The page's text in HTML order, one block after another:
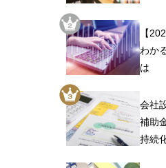
【
わか
は
会社
補助
持続